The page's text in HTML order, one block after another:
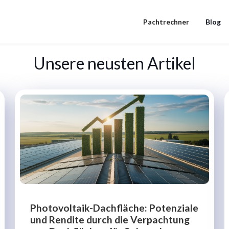
Pachtrechner Blog
Unsere neusten Artikel
Photovoltaik-Dachfläche: Potenziale
und Rendite durch die Verpachtung